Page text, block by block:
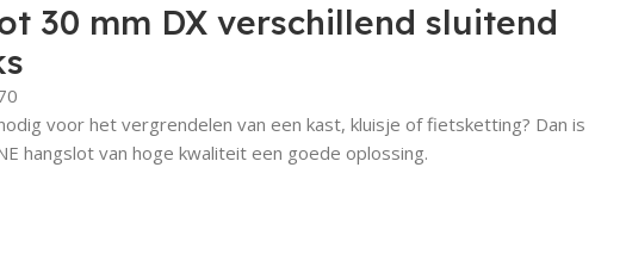
30 mm DX verschillend sluitend
voor het vergrendelen van een kast, kluisje of fietsketting? Dan is
hangslot van hoge kwaliteit een goede oplossing.